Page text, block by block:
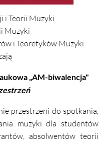
i Teorii Muzyki
Muzyki
i Teoretyków Muzyki
„AM-biwalencja"
przestrzeni do spotkania,
muzyki dla studentów
absolwentów teorii